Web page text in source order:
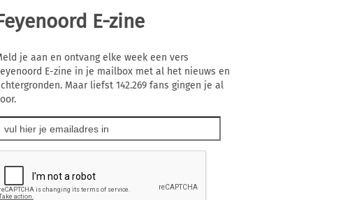
E-zine
je aan en ontvang elke week een vers
E-zine in je mailbox met al het nieuws en
Maar liefst 142.269 fans gingen je al